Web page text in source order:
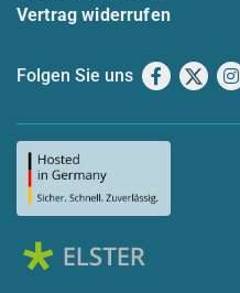
Vertrag widerrufen
Folgen Sie uns Facebook
X